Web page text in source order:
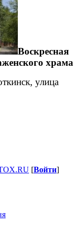
Воскресная
храма
улица
[Войти]